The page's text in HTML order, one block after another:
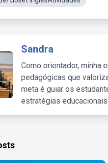
Sandra
Como orientador, minha
pedagógicas que
meta é guiar os
estratégias